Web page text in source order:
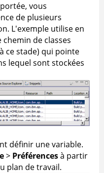
vous
de plusieurs
L'exemple utilise en
de classes
ce stade) qui pointe
lequel sont stockées
définir une variable.
> Préférencesà partir
plan de travail.